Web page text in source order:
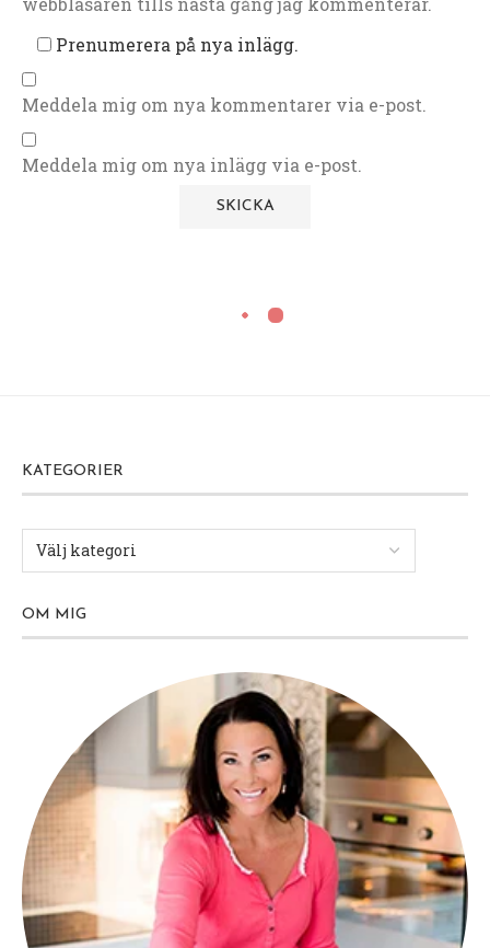
Prenumerera på nya inlägg.
Meddela mig om nya kommentarer via e-post.
Meddela mig om nya inlägg via e-post.
KATEGORIER
OM MIG